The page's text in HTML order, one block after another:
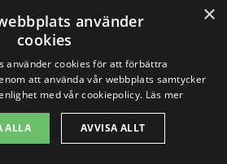
jämföra flera olika
olika företag för att
Med hjälp av
du enkelt begära
×
använder
cookies
använder cookies för att förbättra
att använda vår webbplats samtycker
med vår cookiepolicy. Läs mer
ALLA AVVISA ALLT